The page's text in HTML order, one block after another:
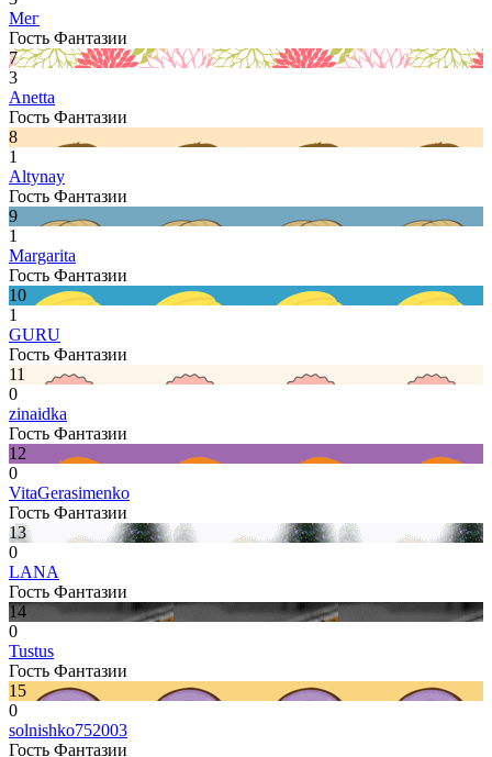
Мег
Гость Фантазии
7
3
Anetta
Гость Фантазии
8
1
Altynay
Гость Фантазии
9
1
Margarita
Гость Фантазии
10
1
GURU
Гость Фантазии
11
0
zinaidka
Гость Фантазии
12
0
VitaGerasimenko
Гость Фантазии
13
0
LANA
Гость Фантазии
14
0
Tustus
Гость Фантазии
15
0
solnishko752003
Гость Фантазии